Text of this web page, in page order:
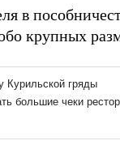
в
крупных